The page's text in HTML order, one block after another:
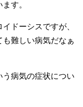
す。
ドーシスですが、
難しい病気だなぁ
病気の症状につい